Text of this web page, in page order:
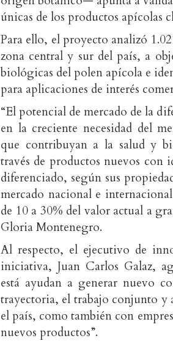
únicas de los productos apícolas
Para ello, el proyecto analizó
zona central y sur del país, a
biológicas del polen apícola e
para aplicaciones de interés
“El potencial de mercado de la
en la creciente necesidad del
que contribuyan a la salud y
través de productos nuevos con
diferenciado, según sus
mercado nacional e
de 10 a 30% del valor actual a
Gloria Montenegro.
Al respecto, el ejecutivo de
iniciativa, Juan Carlos Galaz,
está ayudan a generar nuevo
trayectoria, el trabajo conjunto y
el país, como también con
nuevos productos”.